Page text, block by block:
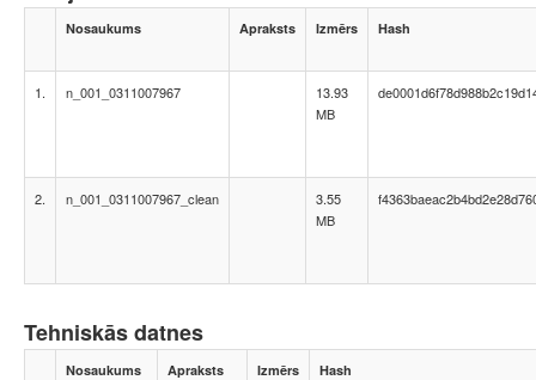
Nosaukums Apraksts Izmērs Hash
1. n_001_0311007967
13.93
MB
2. n_001_0311007967_clean
3.55
MB
Tehniskās datnes
Nosaukums Apraksts Izmērs Hash